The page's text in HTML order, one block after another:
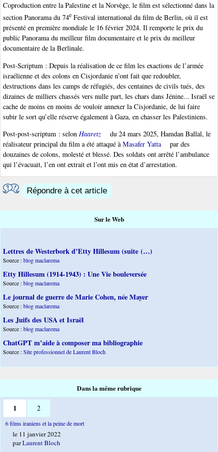
Coproduction entre la Palestine et la Norvège, le film est sélectionné dans la
section Panorama du 74e Festival international du film de Berlin, où il est
présenté en première mondiale le 16 février 2024. Il remporte le prix du
public Panorama du meilleur film documentaire et le prix du meilleur
documentaire de la Berlinale.
Post-Scriptum : Depuis la réalisation de ce film les exactions de l’armée
israélienne et des colons en Cisjordanie n’ont fait que redoubler,
destructions dans les camps de réfugiés, des centaines de civils tués, des
dizaines de milliers chassés vers nulle part, les chars dans Jénine... Israël se
cache de moins en moins de vouloir annexer la Cisjordanie, de lui faire
subir le sort qu’elle réserve également à Gaza, en chasser les Palestiniens.
Post-post-scriptum : selon Haaretz
du 24 mars 2025, Hamdan Ballal, le
réalisateur principal du film a été attaqué àMasafer Yatta
par des
douzaines de colons, molesté et blessé. Des soldats ont arrêté l’ambulance
qui l’évacuait, l’en ont extrait et l’ont mis en état d’arrestation.
Répondre à cet article
Sur le Web
Lettres de Westerbork d’Etty Hillesum (suite (…)
Source :blog maclarema
Etty Hillesum (1914-1943) : Une Vie bouleversée
Source :blog maclarema
Le journal de guerre de Marie Cohen, née Mayer
Source :blog maclarema
Les Juifs des USA et Israël
Source :blog maclarema
ChatGPT m’aide à composer ma bibliographie
Source :Site professionnel de Laurent Bloch
Dans la même rubrique
1 2
6 films iraniens et la peine de mort
le 11 janvier 2022
parLaurent Bloch